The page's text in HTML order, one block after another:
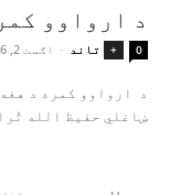
د ارواوو
+ تاند - اګست 2, 2026 0
د ارواوو کمره د
ښاغلي حفیظ الله